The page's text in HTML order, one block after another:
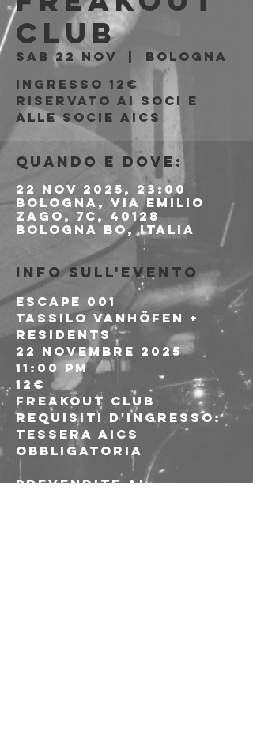
Club
sab 22 nov
Bologna
Ingresso 12€
riservato ai soci e
alle socie AICS
Quando e dove:
22 nov 2025, 23:00
Bologna, Via Emilio
Zago, 7c, 40128
Bologna BO, Italia
Info sull'evento
ESCAPE 001
Tassilo Vanhöfen +
Residents
22 Novembre 2025
11:00 PM
12€
FreakOut Club
Requisiti d'ingresso:
tessera Aics
obbligatoria
Prevendite al